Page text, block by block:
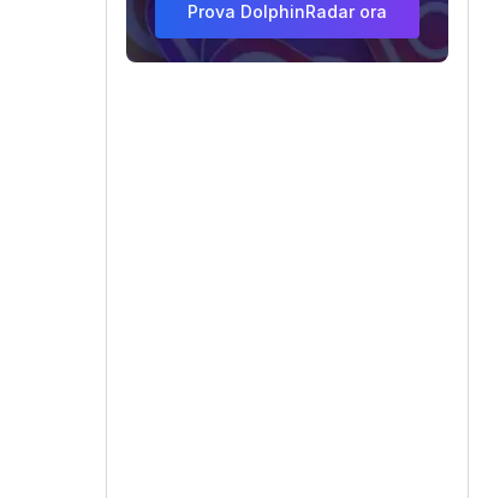
Prova DolphinRadar ora